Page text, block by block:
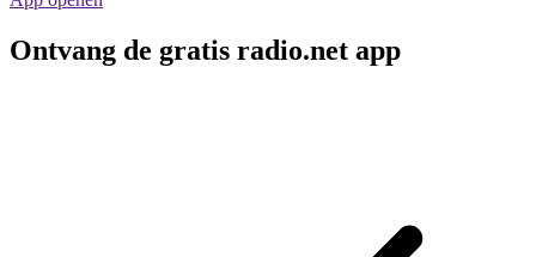
Ontvang de gratis radio.net app